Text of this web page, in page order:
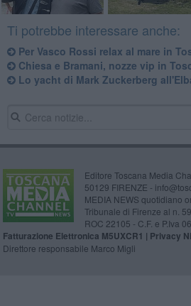
Ti potrebbe interessare anche:
Per Vasco Rossi relax al mare in
Chiesa e Bramani, nozze vip in
Lo yacht di Mark Zuckerberg
Editore Toscana Media
50129 FIRENZE -
MEDIA NEWS quotidiano
Tribunale di Firenze al n.
ROC 22105 - C.F. e P.Iva
Fatturazione Elettronica M5UXCR1 | Privacy
Direttore responsabile Marco Migli